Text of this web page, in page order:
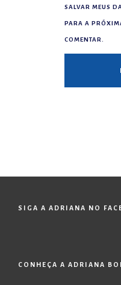
SALVAR MEUS
PARA A
COMENTAR.
SIGA A ADRIANA NO
CONHEÇA A ADRIANA